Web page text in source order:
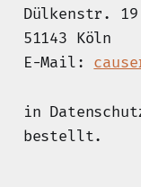
Dülkenstr. 19
51143 Köln
E-Mail:
in
bestellt.